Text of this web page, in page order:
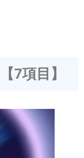
7項目】